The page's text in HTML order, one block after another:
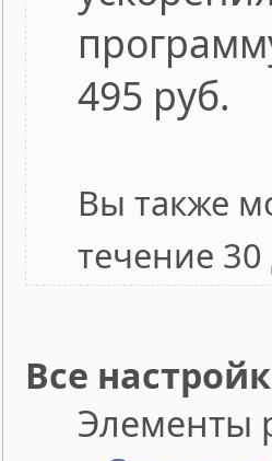
495 руб.
Вы также
течение
Все
Элементы